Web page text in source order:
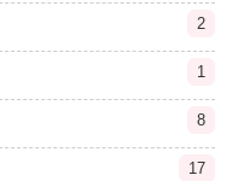
2
1
8
17